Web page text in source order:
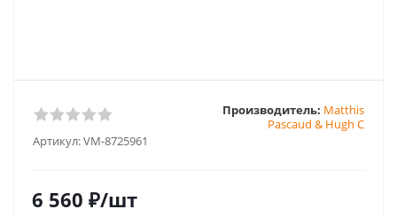
Артикул:VM-8725961
Производитель: Matthis
Pascaud & Hugh C
6 560 ₽/шт